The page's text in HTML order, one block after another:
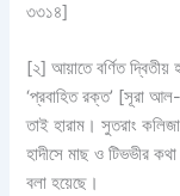
৩৩১৪]
[২] আয়াতে বর্ণিত
‘প্রবাহিত রক্ত’ [সূরা
তাই হারাম। সুতরাং
হাদীসে মাছ ও টিভভীর
বলা হয়েছে।